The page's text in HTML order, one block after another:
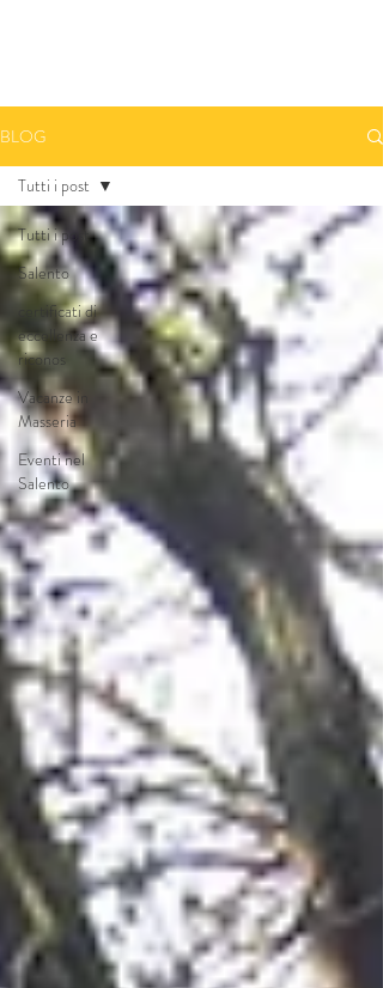
BLOG
Tutti i post
Salento
certificati di
eccellenza e
riconos
Vacanze in
Masseria
Eventi nel
Salento
Tutti i post